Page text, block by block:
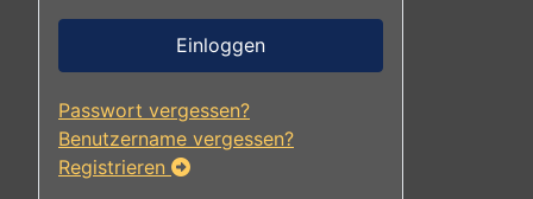
Einloggen
Passwort vergessen?
Benutzername vergessen?
Registrieren